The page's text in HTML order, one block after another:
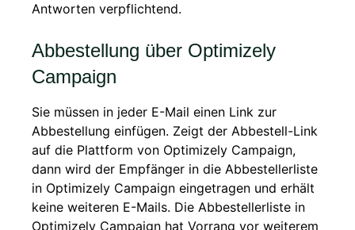
Antworten verpflichtend.
Abbestellung über Optimizely
Campaign
Sie müssen in jeder E-Mail einen Link zur
Abbestellung einfügen. Zeigt der Abbestell-Link
auf die Plattform von Optimizely Campaign,
dann wird der Empfänger in die Abbestellerliste
in Optimizely Campaign eingetragen und erhält
keine weiteren E-Mails. Die Abbestellerliste in
Optimizely Campaign hat Vorrang vor weiterem